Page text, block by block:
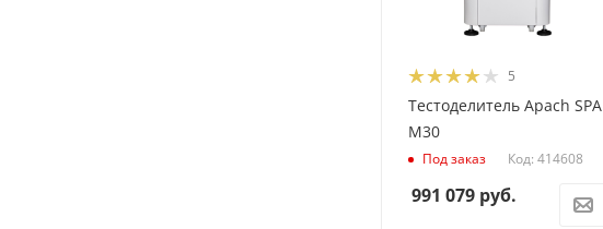
5
Тестоделитель Apach SPA
M30
Под заказ Код: 414608
991 079 руб.